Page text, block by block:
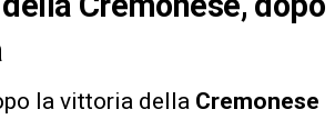
la vittoria della Cremonese